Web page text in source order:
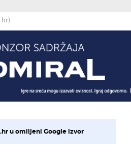
u omiljeni Google izvor